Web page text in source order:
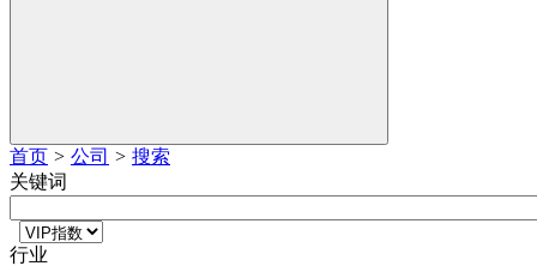
首页 > 公司 > 搜索
关键词
行业